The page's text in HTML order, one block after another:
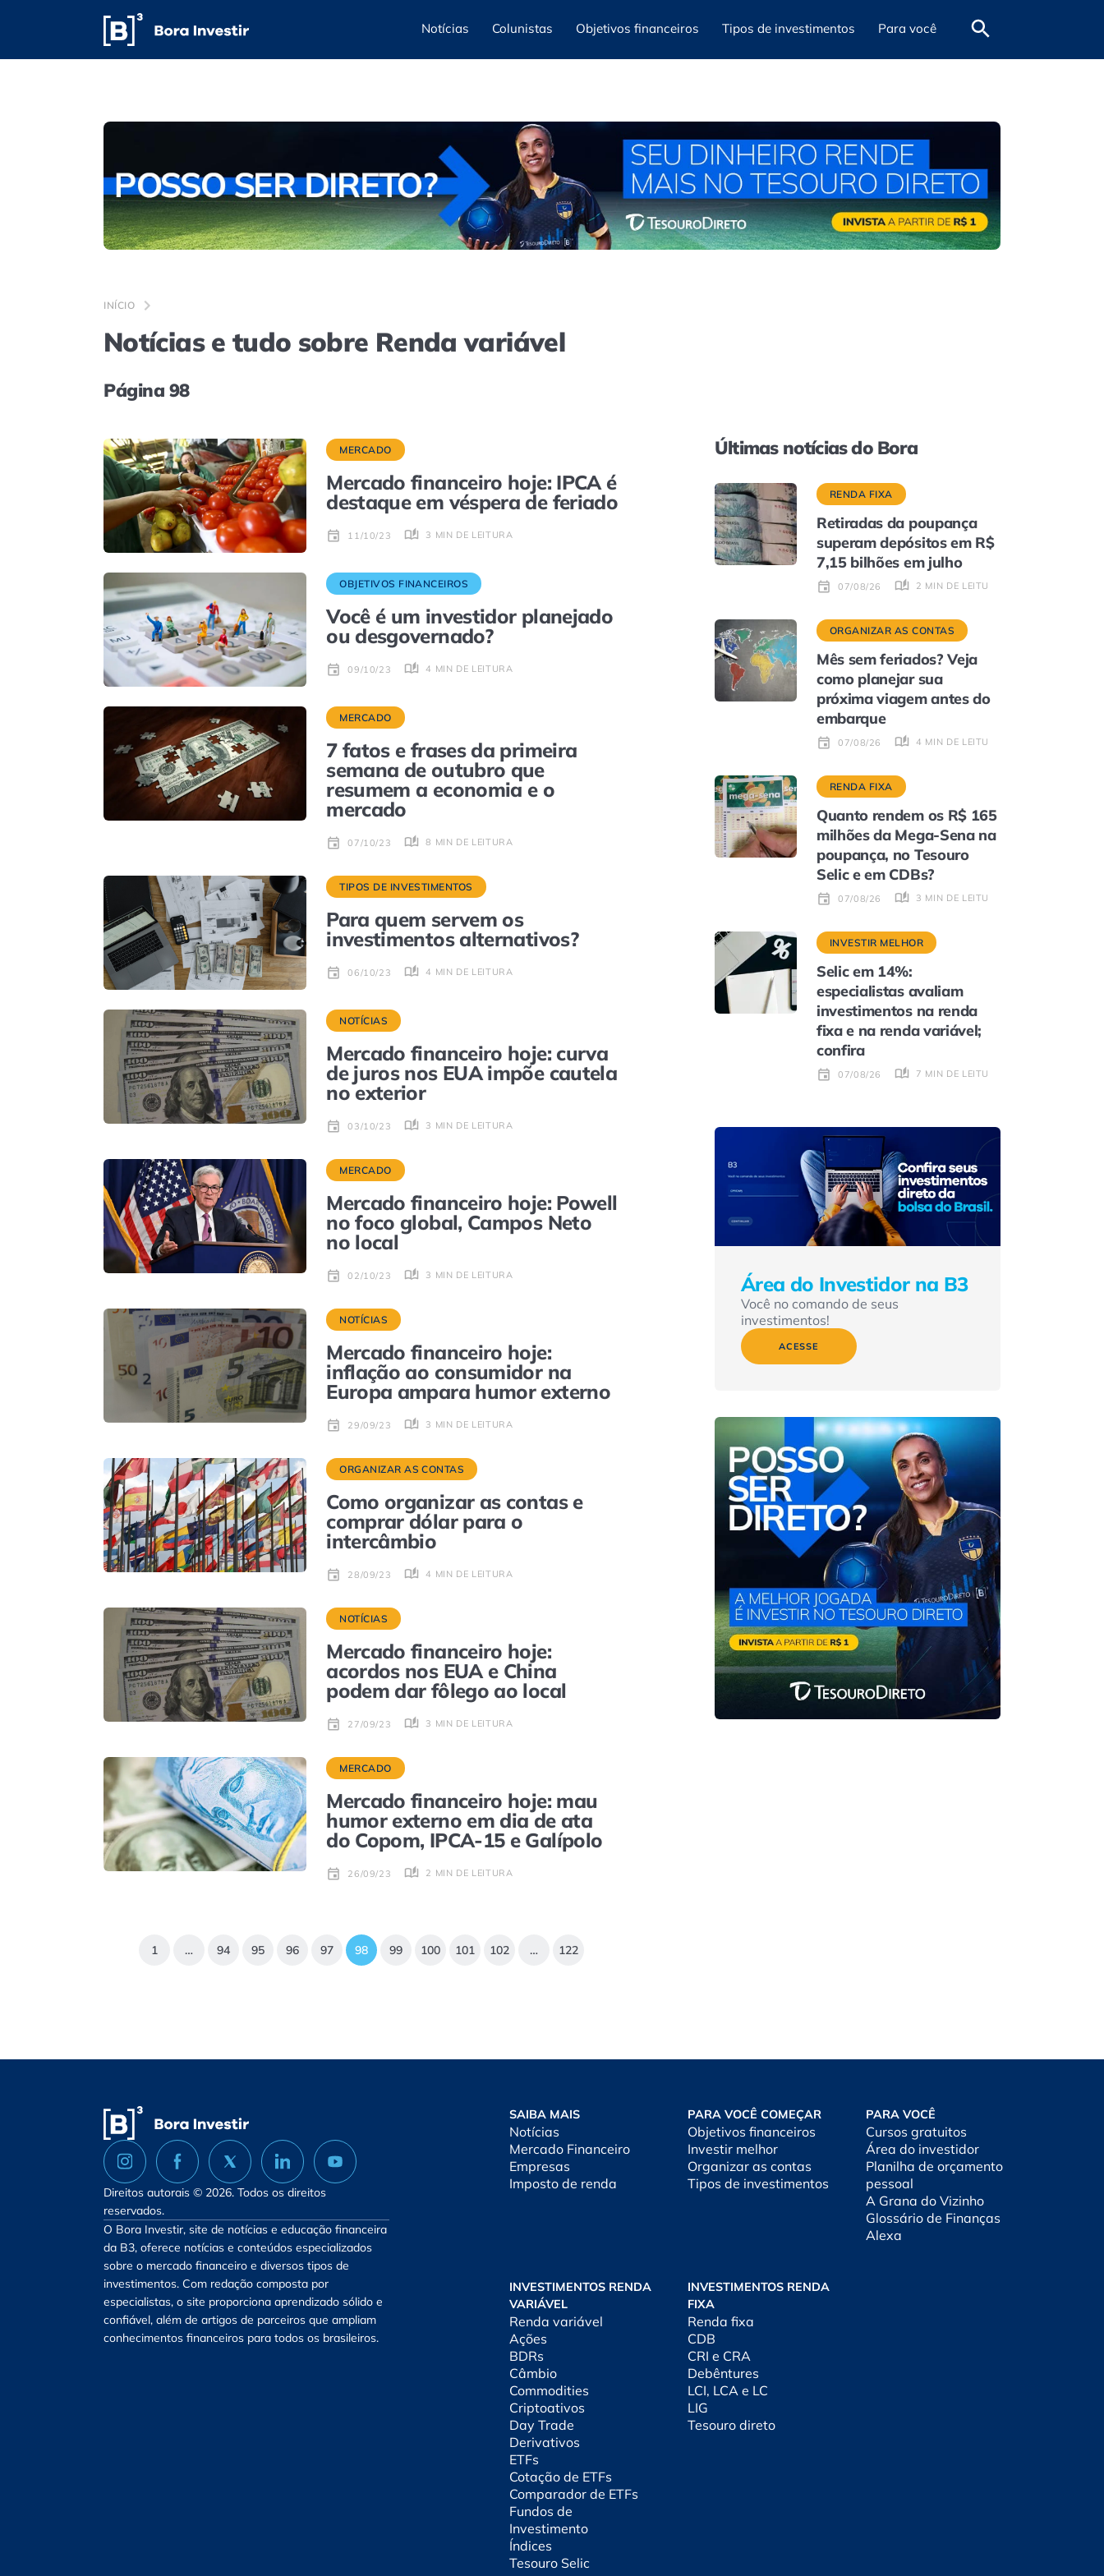
Notícias Colunistas Objetivos financeiros Tipos de investimentos Para você
INÍCIO
Notícias e tudo sobre Renda variável
Página 98
MERCADO
Mercado financeiro hoje: IPCA é
destaque em véspera de feriado
11/10/23 3 MIN DE LEITURA
OBJETIVOS FINANCEIROS
Você é um investidor planejado
ou desgovernado?
09/10/23 4 MIN DE LEITURA
MERCADO
7 fatos e frases da primeira
semana de outubro que
resumem a economia e o
mercado
07/10/23 8 MIN DE LEITURA
TIPOS DE INVESTIMENTOS
Para quem servem os
investimentos alternativos?
06/10/23 4 MIN DE LEITURA
NOTÍCIAS
Mercado financeiro hoje: curva
de juros nos EUA impõe cautela
no exterior
03/10/23 3 MIN DE LEITURA
MERCADO
Mercado financeiro hoje: Powell
no foco global, Campos Neto
no local
02/10/23 3 MIN DE LEITURA
NOTÍCIAS
Mercado financeiro hoje:
inflação ao consumidor na
Europa ampara humor externo
29/09/23 3 MIN DE LEITURA
ORGANIZAR AS CONTAS
Como organizar as contas e
comprar dólar para o
intercâmbio
28/09/23 4 MIN DE LEITURA
NOTÍCIAS
Mercado financeiro hoje:
acordos nos EUA e China
podem dar fôlego ao local
27/09/23 3 MIN DE LEITURA
MERCADO
Mercado financeiro hoje: mau
humor externo em dia de ata
do Copom, IPCA-15 e Galípolo
26/09/23 2 MIN DE LEITURA
1 … 94 95 96 97 98 99 100 101 102 … 122
Últimas notícias do Bora
RENDA FIXA
Retiradas da poupança
superam depósitos em R$
7,15 bilhões em julho
07/08/26 2 MIN DE LEITURA
ORGANIZAR AS CONTAS
Mês sem feriados? Veja
como planejar sua
próxima viagem antes do
embarque
07/08/26 4 MIN DE LEITURA
RENDA FIXA
Quanto rendem os R$ 165
milhões da Mega-Sena na
poupança, no Tesouro
Selic e em CDBs?
07/08/26 3 MIN DE LEITURA
INVESTIR MELHOR
Selic em 14%:
especialistas avaliam
investimentos na renda
fixa e na renda variável;
confira
07/08/26 7 MIN DE LEITURA
Área do Investidor na B3
Você no comando de seus
investimentos!
ACESSE
Direitos autorais © 2026. Todos os direitos
reservados.
O Bora Investir, site de notícias e educação financeira
da B3, oferece notícias e conteúdos especializados
sobre o mercado financeiro e diversos tipos de
investimentos. Com redação composta por
especialistas, o site proporciona aprendizado sólido e
confiável, além de artigos de parceiros que ampliam
conhecimentos financeiros para todos os brasileiros.
SAIBA MAIS
Notícias
Mercado Financeiro
Empresas
Imposto de renda
PARA VOCÊ COMEÇAR
Objetivos financeiros
Investir melhor
Organizar as contas
Tipos de investimentos
PARA VOCÊ
Cursos gratuitos
Área do investidor
Planilha de orçamento
pessoal
A Grana do Vizinho
Glossário de Finanças
Alexa
INVESTIMENTOS RENDA
VARIÁVEL
Renda variável
Ações
BDRs
Câmbio
Commodities
Criptoativos
Day Trade
Derivativos
ETFs
Cotação de ETFs
Comparador de ETFs
Fundos de
Investimento
Índices
Tesouro Selic
INVESTIMENTOS RENDA
FIXA
Renda fixa
CDB
CRI e CRA
Debêntures
LCI, LCA e LC
LIG
Tesouro direto